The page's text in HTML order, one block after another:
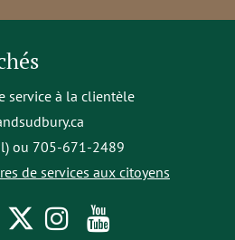
service à la clientèle
ou 705-671-2489
de services aux citoyens
opensFollowFollow